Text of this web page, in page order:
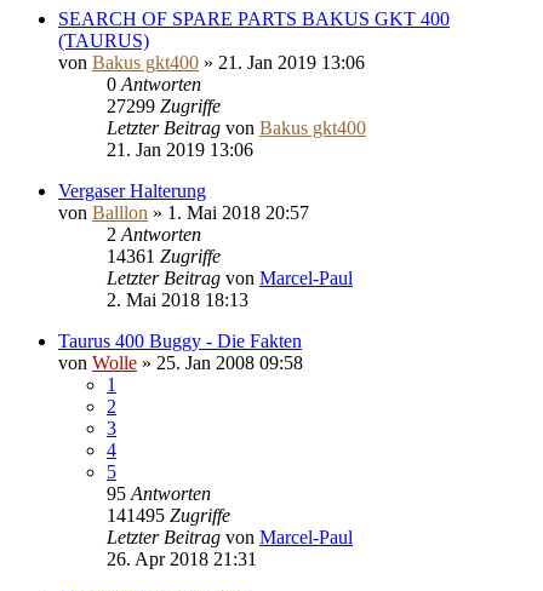
SEARCH OF SPARE PARTS BAKUS GKT 400
(TAURUS)
von Bakus gkt400 » 21. Jan 2019 13:06
0 Antworten
27299 Zugriffe
Letzter Beitrag von Bakus gkt400
21. Jan 2019 13:06
Vergaser Halterung
von Balllon » 1. Mai 2018 20:57
2 Antworten
14361 Zugriffe
Letzter Beitrag von Marcel-Paul
2. Mai 2018 18:13
Taurus 400 Buggy - Die Fakten
von Wolle » 25. Jan 2008 09:58
1
2
3
4
5
95 Antworten
141495 Zugriffe
Letzter Beitrag von Marcel-Paul
26. Apr 2018 21:31